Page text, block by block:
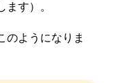
す）。
のようになりま